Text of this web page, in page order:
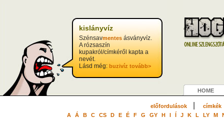
kislányvíz
Szénsavmentes ásványvíz.
A rózsaszín
kupakról/címkéről kapta a
nevét.
Lásd még: buzivíz tovább>
HOME
előfordulások| címkék
A Á B C CS D E É F G GY H I Í J K L LY M